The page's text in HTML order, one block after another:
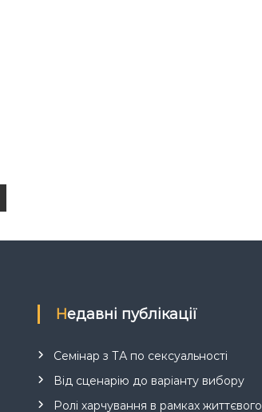
Недавні публікації
Семінар з ТА по сексуальності
Від сценарію до варіанту вибору
Ролі харчування в рамках